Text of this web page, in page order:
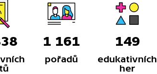
1 161
pořadů
149
edukativních
her